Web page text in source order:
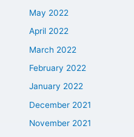
May 2022
April 2022
March 2022
February 2022
January 2022
December 2021
November 2021